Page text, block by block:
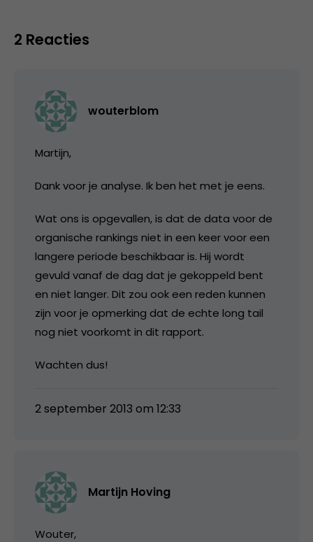
2 Reacties
wouterblom
Martijn,
Dank voor je analyse. Ik ben het met je eens.
Wat ons is opgevallen, is dat de data voor de
organische rankings niet in een keer voor een
langere periode beschikbaar is. Hij wordt
gevuld vanaf de dag dat je gekoppeld bent
en niet langer. Dit zou ook een reden kunnen
zijn voor je opmerking dat de echte long tail
nog niet voorkomt in dit rapport.
Wachten dus!
2 september 2013 om 12:33
Martijn Hoving
Wouter,